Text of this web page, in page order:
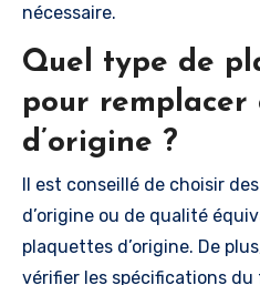
nécessaire.
Quel type de
pour remplacer
d’origine ?
Il est conseillé de choisir
d’origine ou de qualité
plaquettes d’origine. De
vérifier les spécifications du